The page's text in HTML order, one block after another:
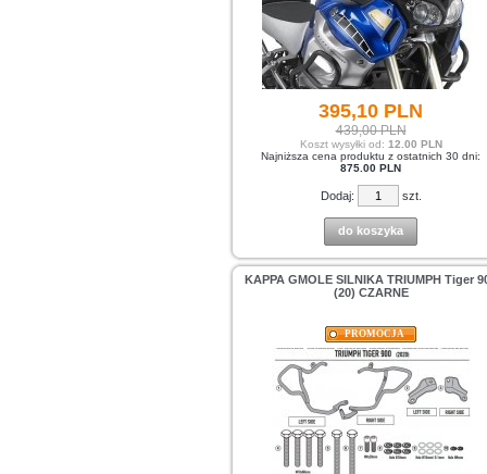
395,10 PLN
439,00 PLN
Koszt wysyłki od: 12.00 PLN
Najniższa cena produktu z ostatnich 30 dni:
875.00 PLN
Dodaj: szt.
do koszyka
KAPPA GMOLE SILNIKA TRIUMPH Tiger
(20) CZARNE
PROMOCJA